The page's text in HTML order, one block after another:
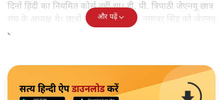
दिनों हिंदी का नियमित कोर्स नहीं था। डी. पी. त्रिपाठी जेएनयू छात्र
संघ के अध्यक्ष थे। छात्रों ने माँग की कि डॉ. नामवर सिंह को जेएनयू
लाया जाय। और डॉ. नामवर सिंह को लाने का फ़ैसला हो गया।
और पढ़ें
सत्य हिन्दी ऐपडाउनलोडकरें